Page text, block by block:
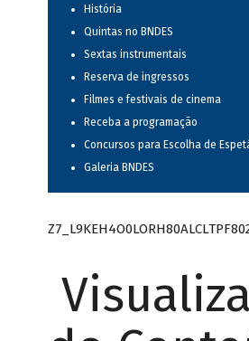
História
Quintas no BNDES
Sextas instrumentais
Reserva de ingressos
Filmes e festivais de cinema
Receba a programação
Concursos para Escolha de
Galeria BNDES